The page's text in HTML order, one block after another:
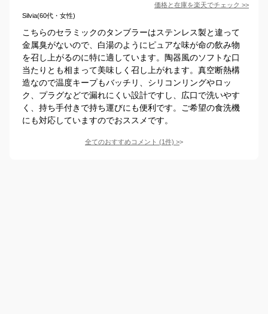
価格と在庫を楽天でチェック >>
Silvia(60代・女性)
こちらのセラミックのタンブラーはステンレス製と違って
金属臭がないので、白湯のようにピュアな味が命の飲み物
を召し上がるのに特に適しています。陶器風のソフトな口
当たりとも相まって美味しく召し上がれます。真空断熱構
造なので温度キープもバッチリ、シリコンリングやロッ
ク、プラグなどで漏れにくい設計ですし、広口で洗いやす
く、持ち手付きで持ち運びにも便利です。ご希望の食洗機
にも対応していますのでおススメです。
全てのおすすめコメント (1件) >